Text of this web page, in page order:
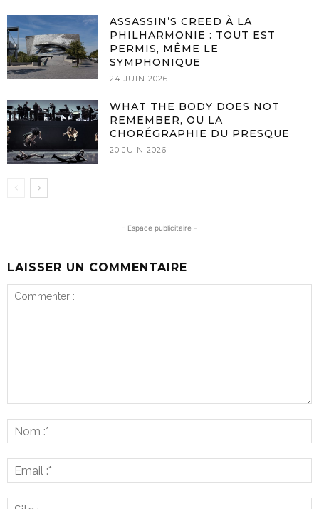
ASSASSIN’S CREED À LA
PHILHARMONIE : TOUT EST
PERMIS, MÊME LE
SYMPHONIQUE
24 JUIN 2026
WHAT THE BODY DOES NOT
REMEMBER, OU LA
CHORÉGRAPHIE DU PRESQUE
20 JUIN 2026
- Espace publicitaire -
LAISSER UN COMMENTAIRE